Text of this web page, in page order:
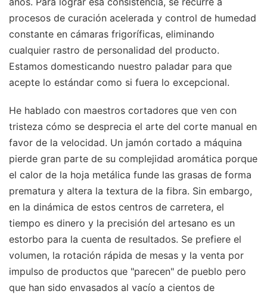
procesos de curación acelerada y control de humedad
constante en cámaras frigoríficas, eliminando
cualquier rastro de personalidad del producto.
Estamos domesticando nuestro paladar para que
acepte lo estándar como si fuera lo excepcional.
He hablado con maestros cortadores que ven con
tristeza cómo se desprecia el arte del corte manual en
favor de la velocidad. Un jamón cortado a máquina
pierde gran parte de su complejidad aromática porque
el calor de la hoja metálica funde las grasas de forma
prematura y altera la textura de la fibra. Sin embargo,
en la dinámica de estos centros de carretera, el
tiempo es dinero y la precisión del artesano es un
estorbo para la cuenta de resultados. Se prefiere el
volumen, la rotación rápida de mesas y la venta por
impulso de productos que "parecen" de pueblo pero
que han sido envasados al vacío a cientos de